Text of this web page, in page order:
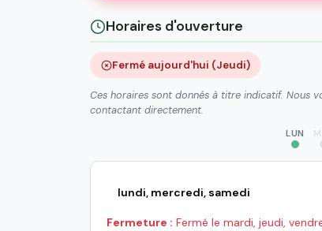
Horaires d'ouverture
Fermé aujourd'hui (Jeudi)
Ces horaires sont donnés à titre indicatif. Nous
contactant directement.
LUN
lundi, mercredi, samedi
Fermeture : Fermé le mardi, jeudi,